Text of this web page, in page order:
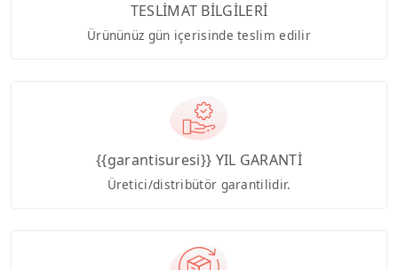
TESLİMAT BİLGİLERİ
Ürününüz gün içerisinde teslim edilir
{{garantisuresi}} YIL GARANTİ
Üretici/distribütör garantilidir.